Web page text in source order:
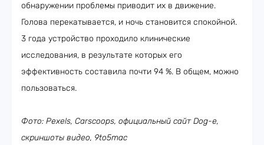
обнаружении проблемы приводит их в движение.
Голова перекатывается, и ночь становится спокойной.
3 года устройство проходило клинические
исследования, в результате которых его
эффективность составила почти 94 %. В общем, можно
пользоваться.
Фото: Pexels, Carscoops, официальный сайт Dog-e,
скриншоты видео, 9to5mac